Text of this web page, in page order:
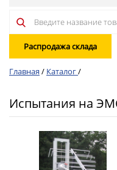
Распродажа склада
Главная / Каталог/
Испытания на